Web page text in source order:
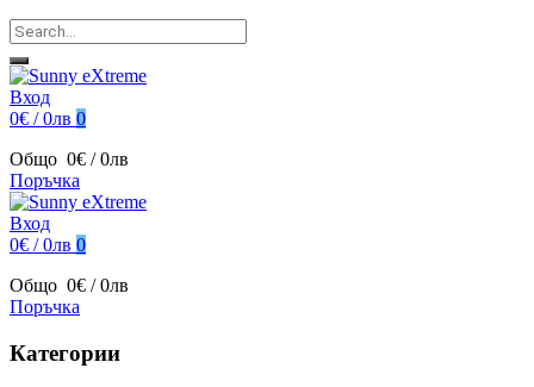
Вход
0€ / 0лв 0
Общо 0€ / 0лв
Поръчка
Вход
0€ / 0лв 0
Общо 0€ / 0лв
Поръчка
Категории